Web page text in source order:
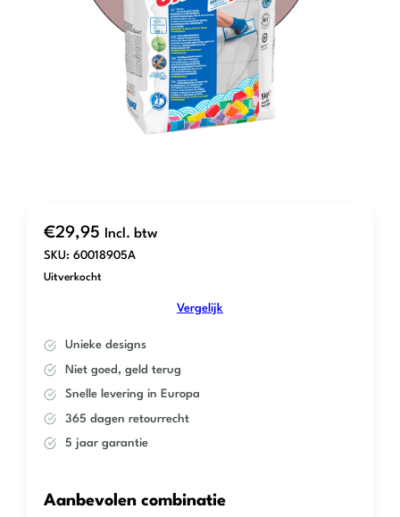
€29,95 Incl. btw
SKU: 60018905A
Uitverkocht
Vergelijk
Unieke designs
Niet goed, geld terug
Snelle levering in Europa
365 dagen retourrecht
5 jaar garantie
Aanbevolen combinatie